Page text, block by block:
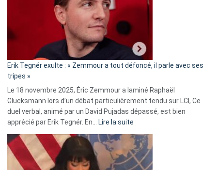
secrète
«
C’est
fake
news
»
Erik Tegnér exulte : « Zemmour a tout défoncé, il parle avec ses
tripes »
Le 18 novembre 2025, Éric Zemmour a laminé Raphaël
Glucksmann lors d’un débat particulièrement tendu sur LCI, Ce
duel verbal, animé par un David Pujadas dépassé, est bien
apprécié par Erik Tegnér. En… Lire la suite
Tegnér
exulte